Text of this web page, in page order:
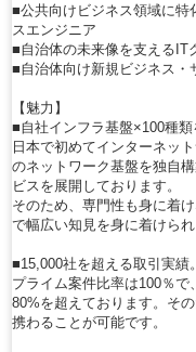
■公共向けビジネス領域に特
スエンジニア
■自治体の未来像を支えるIT
■自治体向け新規ビジネス・
【魅力】
■自社インフラ基盤×100種
日本で初めてインターネッ
のネットワーク基盤を独自
ビスを展開しております。
そのため、専門性も身に着
で幅広い知見を身に着けら
■15,000社を超える取引実
プライム案件比率は100％
80%を超えております。そ
携わることが可能です。